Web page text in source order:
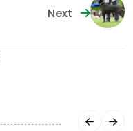
Next